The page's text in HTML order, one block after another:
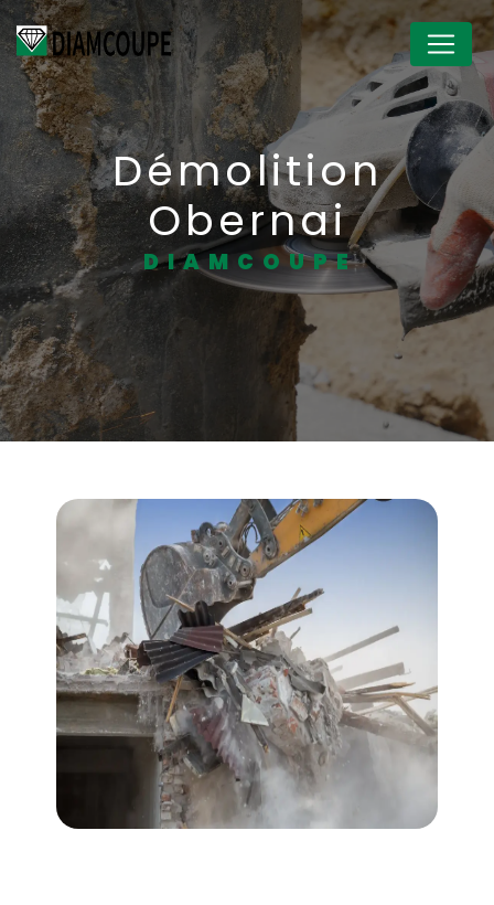
Démolition
Obernai
DIAMCOUPE
Panneau de gestion des cookies